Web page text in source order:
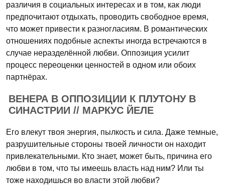
различия в социальных интересах и в том, как люди
предпочитают отдыхать, проводить свободное время,
что может привести к разногласиям. В романтических
отношениях подобные аспекты иногда встречаются в
случае неразделённой любви. Оппозиция усилит
процесс переоценки ценностей в одном или обоих
партнёрах.
ВЕНЕРА В ОППОЗИЦИИ К ПЛУТОНУ В
СИНАСТРИИ // МАРКУС ЙЕЛЕ
Его влекут твоя энергия, пылкость и сила. Даже темные,
разрушительные стороны твоей личности он находит
привлекательными. Кто знает, может быть, причина его
любви в том, что ты имеешь власть над ним? Или ты
тоже находишься во власти этой любви?